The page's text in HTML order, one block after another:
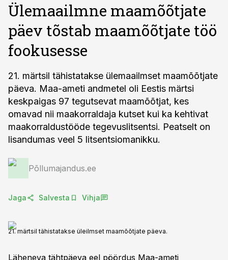
Ülemaailmne maamõõtjate
päev tõstab maamõõtjate töö
fookusesse
21. märtsil tähistatakse ülemaailmset maamõõtjate
päeva. Maa-ameti andmetel oli Eestis märtsi
keskpaigas 97 tegutsevat maamõõtjat, kes
omavad nii maakorraldaja kutset kui ka kehtivat
maakorraldustööde tegevuslitsentsi. Peatselt on
lisandumas veel 5 litsentsiomanikku.
Põllumajandus.ee
Jaga Salvesta Vihja
21. märtsil tähistatakse üleilmset maamõõtjate päeva.
Läheneva tähtpäeva eel pöördus Maa-ameti